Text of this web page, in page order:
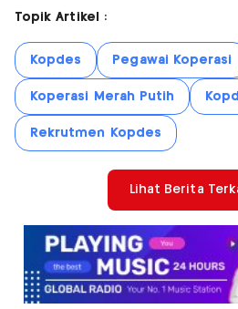
Topik Artikel :
Kopdes Pegawai Koperasi
Koperasi Merah Putih
Rekrutmen Kopdes
Lihat Berita